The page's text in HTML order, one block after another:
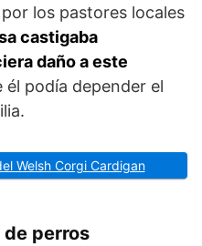
los pastores locales
castigaba
daño a este
él podía depender el
Welsh Corgi Cardigan
perros